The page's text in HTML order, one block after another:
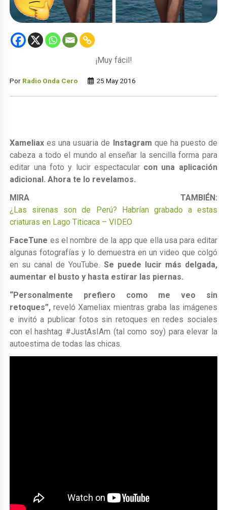
¡Muy fácil!
Por Radio Onda Cero 25 May 2016
Xameliax es una usuaria de Instagram que ha puesto de
cabeza a todo el mundo al enseñar la sencilla forma para
editar una foto y lucir espectacular con una aplicación
adicional. Ahora te lo revelamos.
MIRA TAMBIÉN:
¿Las sirenas son de Perú? Habrían grabado a estas
criaturas en Lago Titicaca – VIDEO
FaceTune es el nombre de la app que ella usa para editar
algunas fotografías y lo demuestra en un video que colgó
en su canal de YouTube. Se puede lucir más delgada,
aumentar el busto y hasta estirar las piernas.
“Personalmente prefiero como me veo sin
retoques”, reveló Xameliax mientras graba las imágenes
e invitó a publicar fotos sin retoques en redes sociales
con el hashtag #JustAsIAm (tal como soy) para elevar la
autoestima de todas las chicas.